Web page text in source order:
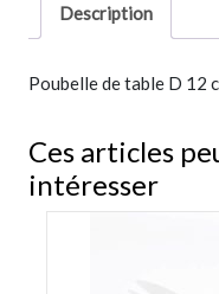
Description
Poubelle de table D 12
Ces articles
intéresser